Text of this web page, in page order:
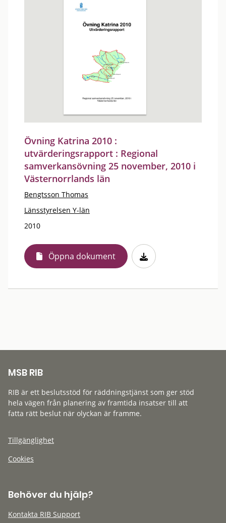
Övning Katrina 2010 :
utvärderingsrapport : Regional
samverkansövning 25 november, 2010 i
Västernorrlands län
Bengtsson Thomas
Länsstyrelsen Y-län
2010
Öppna dokument
MSB RIB
RIB är ett beslutsstöd för räddningstjänst som ger stöd
hela vägen från planering av framtida insatser till att
fatta rätt beslut när olyckan är framme.
Tillgänglighet
Cookies
Behöver du hjälp?
Kontakta RIB Support